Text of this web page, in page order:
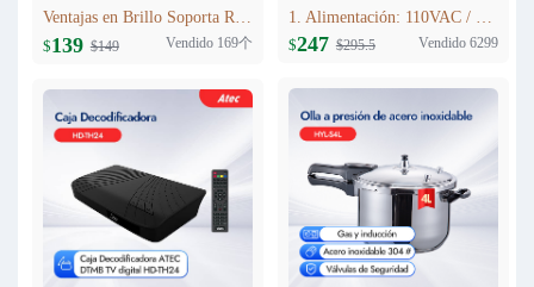
$139 $149 Vendido 169个 $247 $295.5 Vendido 6299